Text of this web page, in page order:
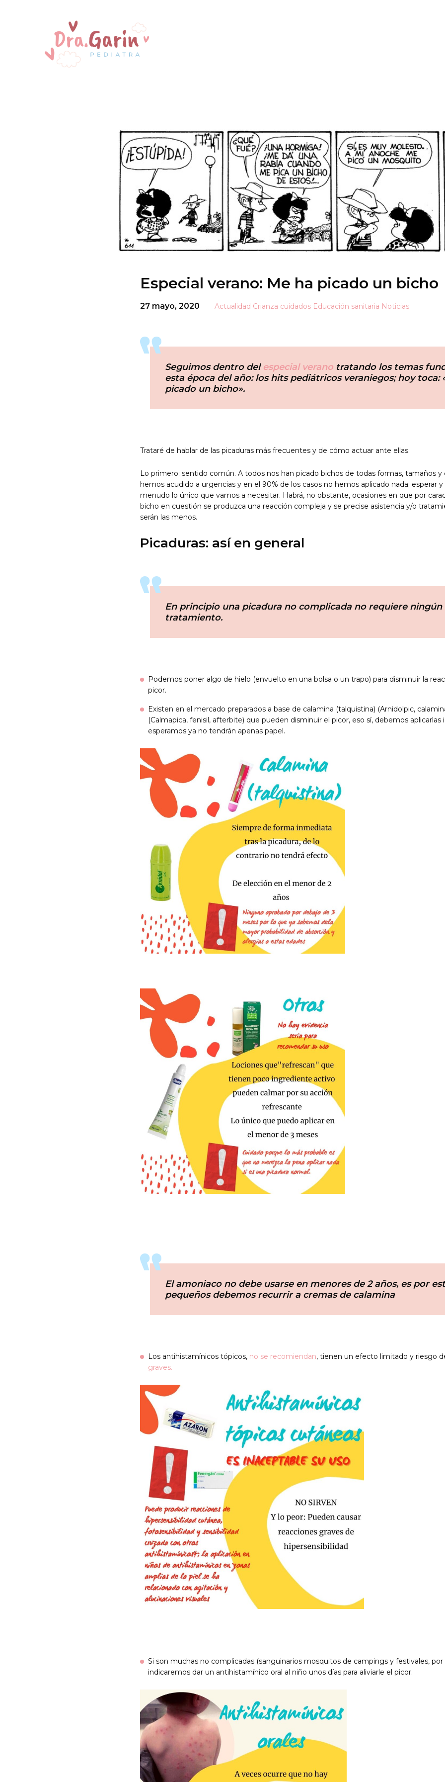
Especial verano: Me ha picado un bicho
27 mayo, 2020 Actualidad Crianza cuidados Educación sanitaria Noticias
Seguimos dentro del especial verano tratando los temas
esta época del año: los hits pediátricos veraniegos; hoy toca:
picado un bicho».
Trataré de hablar de las picaduras más frecuentes y de cómo actuar ante ellas.
Lo primero: sentido común. A todos nos han picado bichos de todas formas, tamaños y
hemos acudido a urgencias y en el 90% de los casos no hemos aplicado nada; esperar
menudo lo único que vamos a necesitar. Habrá, no obstante, ocasiones en que por
bicho en cuestión se produzca una reacción compleja y se precise asistencia y/o
serán las menos.
Picaduras: así en general
En principio una picadura no complicada no requiere
tratamiento.
Podemos poner algo de hielo (envuelto en una bolsa o un trapo) para disminuir la
picor.
Existen en el mercado preparados a base de calamina (talquistina) (Arnidolpic,
(Calmapica, fenisil, afterbite) que pueden disminuir el picor, eso sí, debemos
esperamos ya no tendrán apenas papel.
El amoniaco no debe usarse en menores de 2 años, es por
pequeños debemos recurrir a cremas de calamina
Los antihistamínicos tópicos, no se recomiendan, tienen un efecto limitado y riesgo
graves.
Si son muchas no complicadas (sanguinarios mosquitos de campings y festivales,
indicaremos dar un antihistamínico oral al niño unos días para aliviarle el picor.